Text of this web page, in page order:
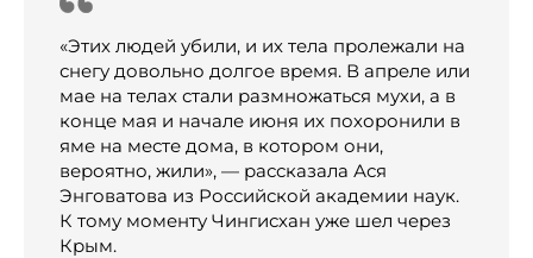
«Этих людей убили, и их тела пролежали на
снегу довольно долгое время. В апреле или
мае на телах стали размножаться мухи, а в
конце мая и начале июня их похоронили в
яме на месте дома, в котором они,
вероятно, жили», — рассказала Ася
Энговатова из Российской академии наук.
К тому моменту Чингисхан уже шел через
Крым.